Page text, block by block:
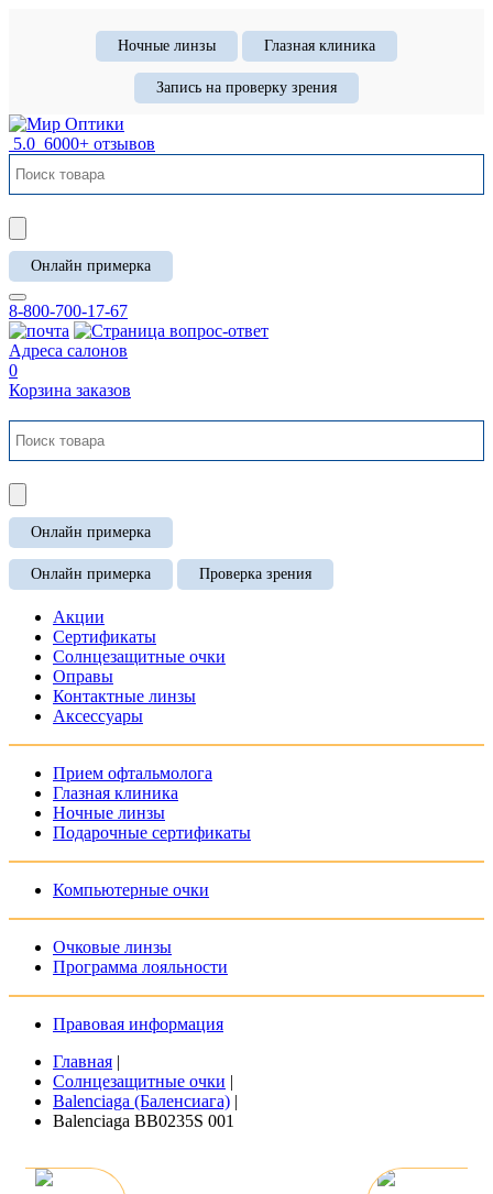
Ночные линзы Глазная клиника
Запись на проверку зрения
5.0 6000+ отзывов
Онлайн примерка
8-800-700-17-67
Адреса салонов
0
Корзина заказов
Онлайн примерка
Онлайн примерка Проверка зрения
Акции
Сертификаты
Солнцезащитные очки
Оправы
Контактные линзы
Аксессуары
Прием офтальмолога
Глазная клиника
Ночные линзы
Подарочные сертификаты
Компьютерные очки
Очковые линзы
Программа лояльности
Правовая информация
Главная |
Солнцезащитные очки |
Balenciaga (Баленсиага) |
Balenciaga BB0235S 001